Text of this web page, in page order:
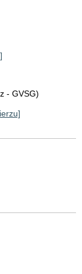
- GVSG)